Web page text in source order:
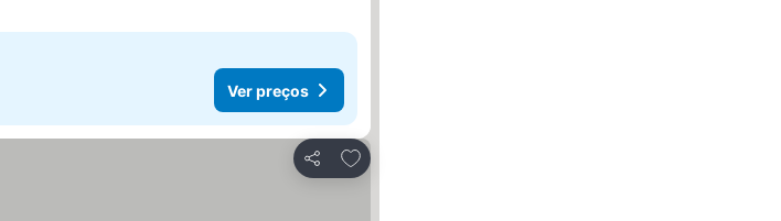
Ver preços
Partilhar
Adicionar aos favoritos